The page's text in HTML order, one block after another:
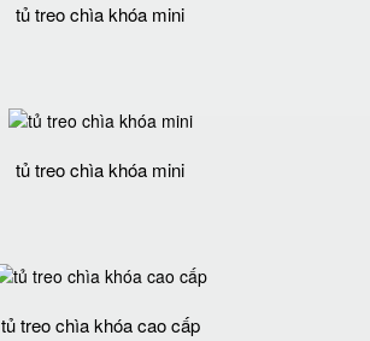
tủ treo chìa khóa mini
tủ treo chìa khóa mini
tủ treo chìa khóa cao cấp